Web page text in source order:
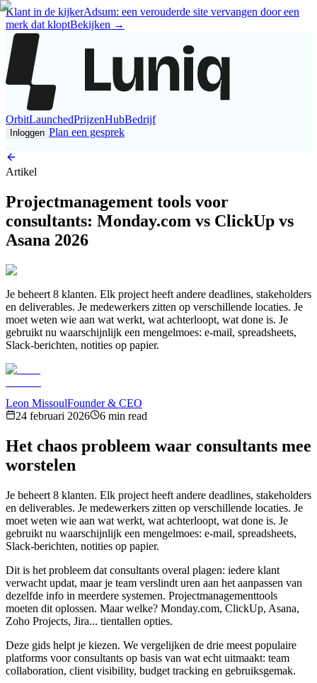
Klant in de kijkerAdsum: een verouderde site vervangen door een
merk dat kloptBekijken →
OrbitLaunchedPrijzenHubBedrijf
Inloggen Plan een gesprek
Artikel
Projectmanagement tools voor
consultants: Monday.com vs ClickUp vs
Asana 2026
Je beheert 8 klanten. Elk project heeft andere deadlines, stakeholders
en deliverables. Je medewerkers zitten op verschillende locaties. Je
moet weten wie aan wat werkt, wat achterloopt, wat done is. Je
gebruikt nu waarschijnlijk een mengelmoes: e-mail, spreadsheets,
Slack-berichten, notities op papier.
Leon MissoulFounder & CEO
24 februari 2026
6 min read
Het chaos probleem waar consultants mee
worstelen
Je beheert 8 klanten. Elk project heeft andere deadlines, stakeholders
en deliverables. Je medewerkers zitten op verschillende locaties. Je
moet weten wie aan wat werkt, wat achterloopt, wat done is. Je
gebruikt nu waarschijnlijk een mengelmoes: e-mail, spreadsheets,
Slack-berichten, notities op papier.
Dit is het probleem dat consultants overal plagen: iedere klant
verwacht updat, maar je team verslindt uren aan het aanpassen van
dezelfde info in meerdere systemen. Projectmanagementtools
moeten dit oplossen. Maar welke? Monday.com, ClickUp, Asana,
Zoho Projects, Jira... tientallen opties.
Deze gids helpt je kiezen. We vergelijken de drie meest populaire
platforms voor consultants op basis van wat echt uitmaakt: team
collaboration, client visibility, budget tracking en gebruiksgemak.